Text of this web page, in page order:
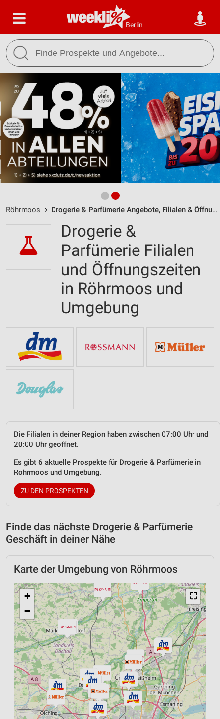
Berlin
Röhrmoos Drogerie & Parfümerie Angebote, Filialen & Öffnungszeiten
Drogerie &
Parfümerie Filialen
und Öffnungszeiten
in Röhrmoos und
Umgebung
Die Filialen in deiner Region haben zwischen 07:00 Uhr und
20:00 Uhr geöffnet.
Es gibt 6 aktuelle Prospekte für Drogerie & Parfümerie in
Röhrmoos und Umgebung.
ZU DEN PROSPEKTEN
Finde das nächste Drogerie & Parfümerie
Geschäft in deiner Nähe
Karte der Umgebung von Röhrmoos
⛶
+
−